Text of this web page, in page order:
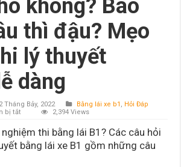
không? Bao
thì đậu? Mẹo
lý thuyết
dàng
2 Tháng Bảy, 2022 Bằng lái xe b1 , Hỏi Đáp
bị tắt
lý
thuyết
bằng
lái
2,394 Views
thi bằng lái B1? Các câu hỏi
bằng lái xe B1 gồm những câu